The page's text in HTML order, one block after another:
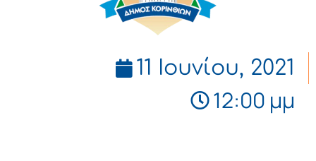
11 Ιουνίου, 2021
12:00 μμ